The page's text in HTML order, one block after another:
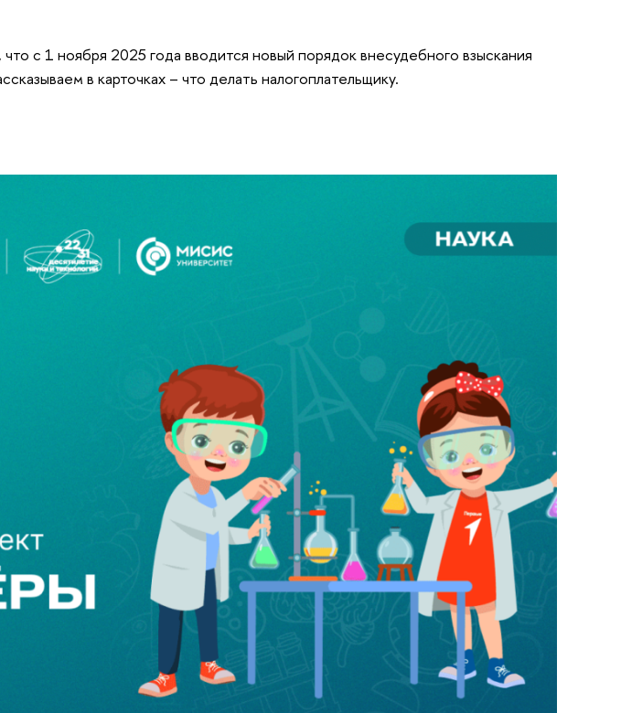
с 1 ноября 2025 года вводится новый порядок внесудебного взыскания
в карточках – что делать налогоплательщику.